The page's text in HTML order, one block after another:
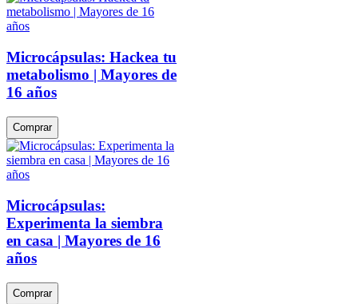
Microcápsulas: Hackea tu
metabolismo | Mayores de
16 años
Comprar
Microcápsulas:
Experimenta la siembra
en casa | Mayores de 16
años
Comprar